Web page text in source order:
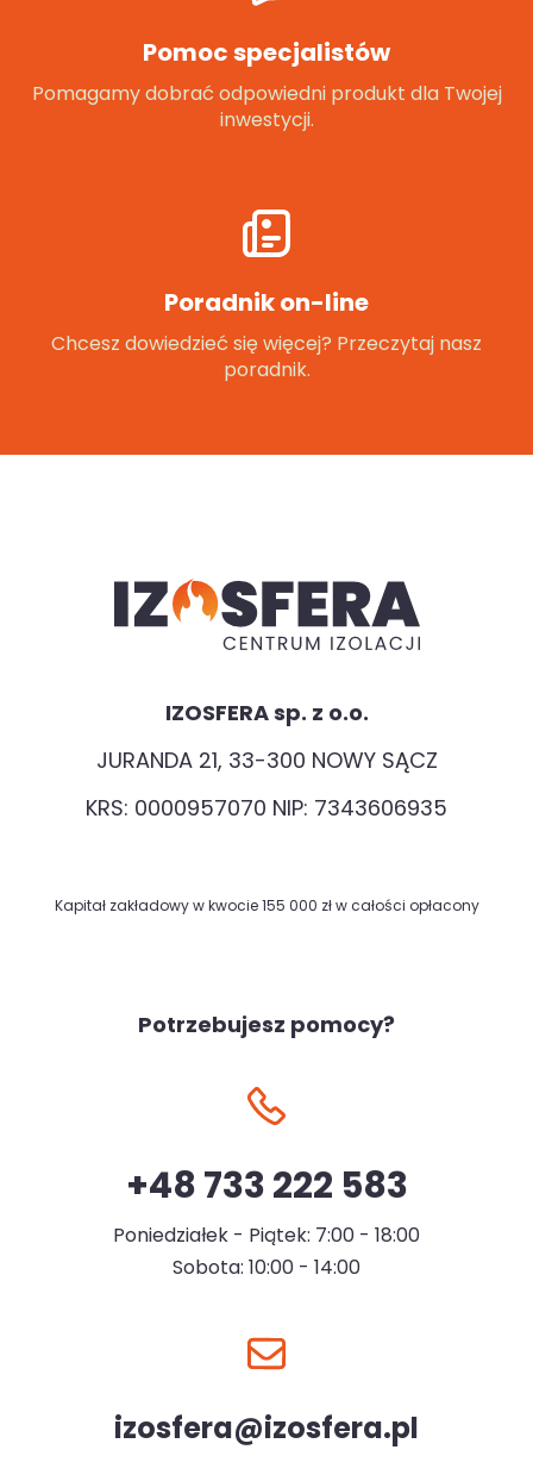
Pomoc specjalistów
Pomagamy dobrać odpowiedni produkt dla Twojej
inwestycji.
Poradnik on-line
Chcesz dowiedzieć się więcej? Przeczytaj nasz
poradnik.
IZOSFERA sp. z o.o.
JURANDA 21, 33-300 NOWY SĄCZ
KRS: 0000957070 NIP: 7343606935
Kapitał zakładowy w kwocie 155 000 zł w całości opłacony
Potrzebujesz pomocy?
+48 733 222 583
Poniedziałek - Piątek: 7:00 - 18:00
Sobota: 10:00 - 14:00
izosfera@izosfera.pl